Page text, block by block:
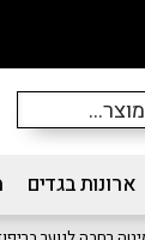
ארונות בגדים